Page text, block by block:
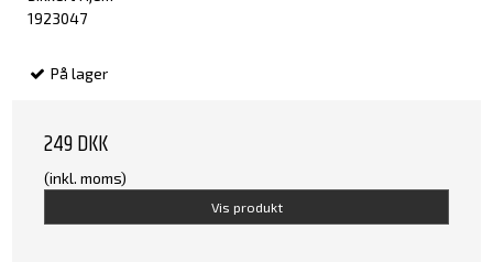
1923047
På lager
249 DKK
(inkl. moms)
Vis produkt